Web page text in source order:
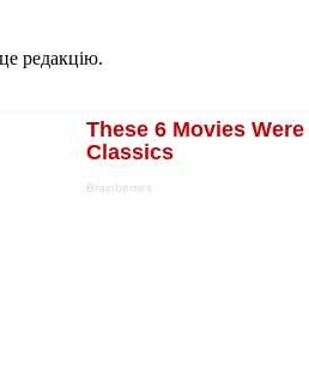
редакцію.